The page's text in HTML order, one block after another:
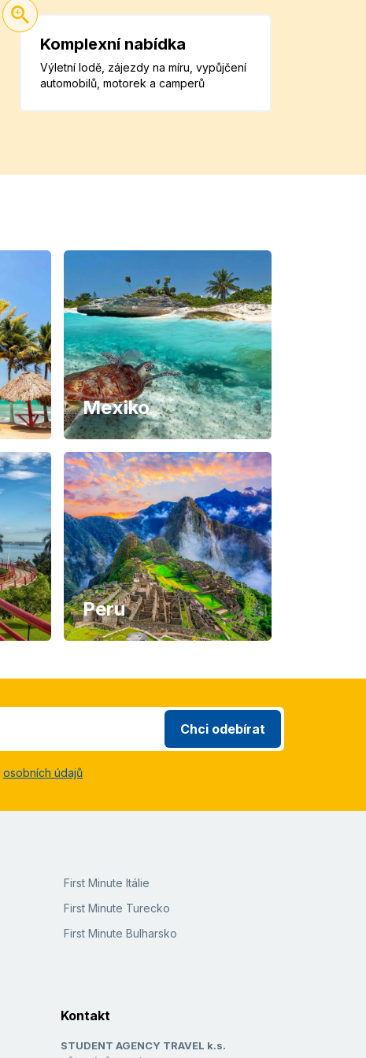
Komplexní nabídka
Výletní lodě, zájezdy na míru, vypůjčení
automobilů, motorek a camperů
Mexiko
Peru
Chci odebírat
osobních údajů
First Minute Itálie
First Minute Turecko
First Minute Bulharsko
Kontakt
STUDENT AGENCY TRAVEL k.s.